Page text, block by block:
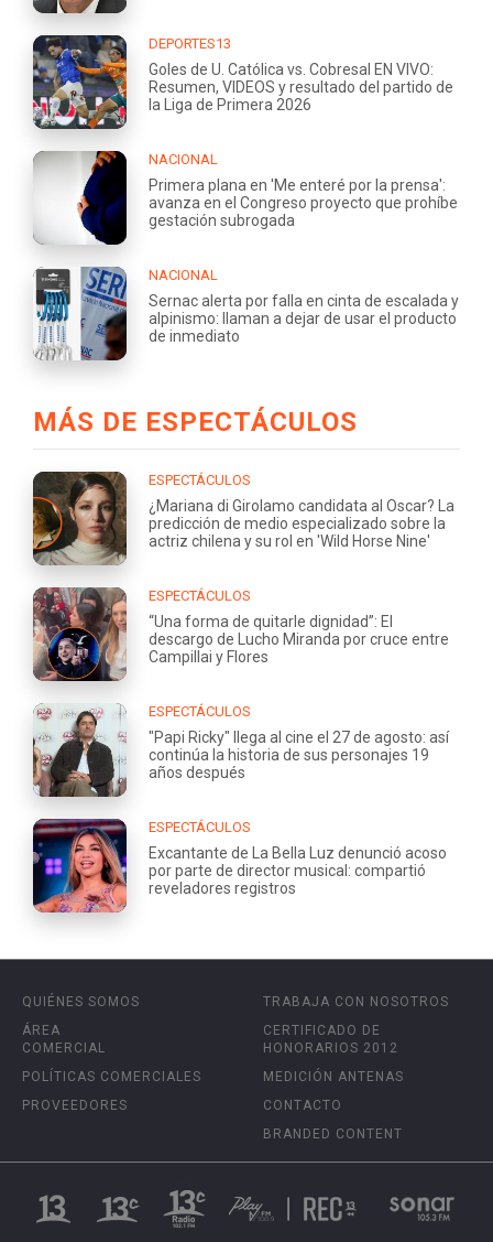
DEPORTES13
Goles de U. Católica vs. Cobresal EN VIVO:
Resumen, VIDEOS y resultado del partido de
la Liga de Primera 2026
NACIONAL
Primera plana en 'Me enteré por la prensa':
avanza en el Congreso proyecto que prohíbe
gestación subrogada
NACIONAL
Sernac alerta por falla en cinta de escalada y
alpinismo: llaman a dejar de usar el producto
de inmediato
MÁS DE ESPECTÁCULOS
ESPECTÁCULOS
¿Mariana di Girolamo candidata al Oscar? La
predicción de medio especializado sobre la
actriz chilena y su rol en 'Wild Horse Nine'
ESPECTÁCULOS
“Una forma de quitarle dignidad”: El
descargo de Lucho Miranda por cruce entre
Campillai y Flores
ESPECTÁCULOS
"Papi Ricky" llega al cine el 27 de agosto: así
continúa la historia de sus personajes 19
años después
ESPECTÁCULOS
Excantante de La Bella Luz denunció acoso
por parte de director musical: compartió
reveladores registros
QUIÉNES SOMOS
ÁREA
COMERCIAL
POLÍTICAS COMERCIALES
PROVEEDORES
TRABAJA CON NOSOTROS
CERTIFICADO DE
HONORARIOS 2012
MEDICIÓN ANTENAS
CONTACTO
BRANDED CONTENT